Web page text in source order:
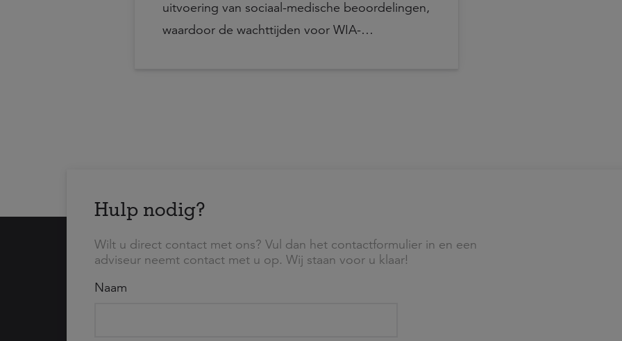
uitvoering van sociaal-medische beoordelingen,
waardoor de wachttijden voor WIA-
Hulp nodig?
Wilt u direct contact met ons? Vul dan het contactformulier in en een
adviseur neemt contact met u op. Wij staan voor u klaar!
Naam